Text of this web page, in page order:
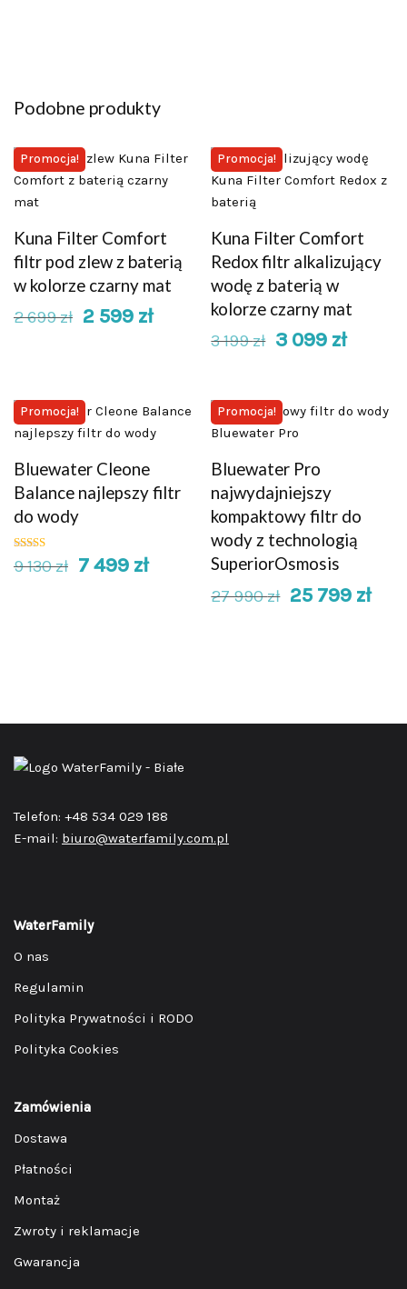
Podobne produkty
Promocja!
Kuna Filter Comfort
filtr pod zlew z baterią
w kolorze czarny mat
2 699zł 2 599 zł
Promocja!
Kuna Filter Comfort
Redox filtr alkalizujący
wodę z baterią w
kolorze czarny mat
3 199zł 3 099 zł
Promocja!
Bluewater Cleone
Balance najlepszy filtr
do wody
Oceniono
5.00
9 130zł 7 499 zł
Promocja!
Bluewater Pro
najwydajniejszy
kompaktowy filtr do
wody z technologią
SuperiorOsmosis
27 990zł 25 799 zł
Telefon: +48 534 029 188
E-mail: biuro@waterfamily.com.pl
WaterFamily
O nas
Regulamin
Polityka Prywatności i RODO
Polityka Cookies
Zamówienia
Dostawa
Płatności
Montaż
Zwroty i reklamacje
Gwarancja